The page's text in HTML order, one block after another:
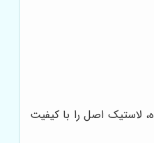
لاستیک اصل را با کیفیت